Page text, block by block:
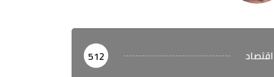
اقتصاد 512